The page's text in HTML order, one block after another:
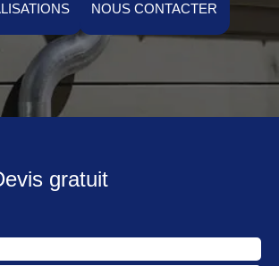
NOUS CONTACTER
gratuit